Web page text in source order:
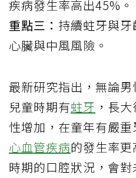
疾病發生率高出45%。
重點三： 持續蛀牙與
心臟與中風風險。
最新研究指出，無論
兒童時期有蛀牙 ，長
性增加，在童年有嚴
心血管疾病的發生率
時期的口腔狀況，會